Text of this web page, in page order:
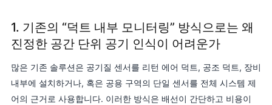
1. 기존의 “덕트 내부 모니터링” 방식으로는 왜
진정한 공간 단위 공기 인식이 어려운가
많은 기존 솔루션은 공기질 센서를 리턴 에어 덕트, 공조 덕트, 장비
내부에 설치하거나, 혹은 공용 구역의 단일 센서를 전체 시스템 제
어의 근거로 사용합니다. 이러한 방식은 배선이 간단하고 비용이